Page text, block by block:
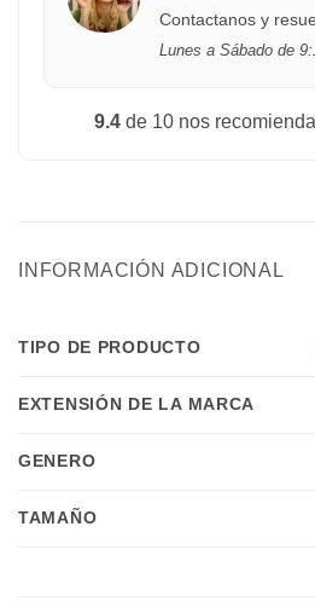
Contactanos y
Lunes a Sábado de
9.4de 10 nos
INFORMACIÓN ADICIONAL
TIPO DE PRODUCTO
EXTENSIÓN DE LA MARCA
GENERO
TAMAÑO